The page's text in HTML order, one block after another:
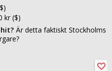
kr ($)
Är detta faktiskt Stockholms